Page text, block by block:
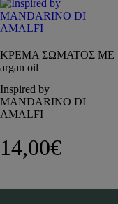
ΚΡΕΜΑ ΣΩΜΑΤΟΣ ΜΕ
argan oil
Inspired by
MANDARINO DI
AMALFI
14,00€